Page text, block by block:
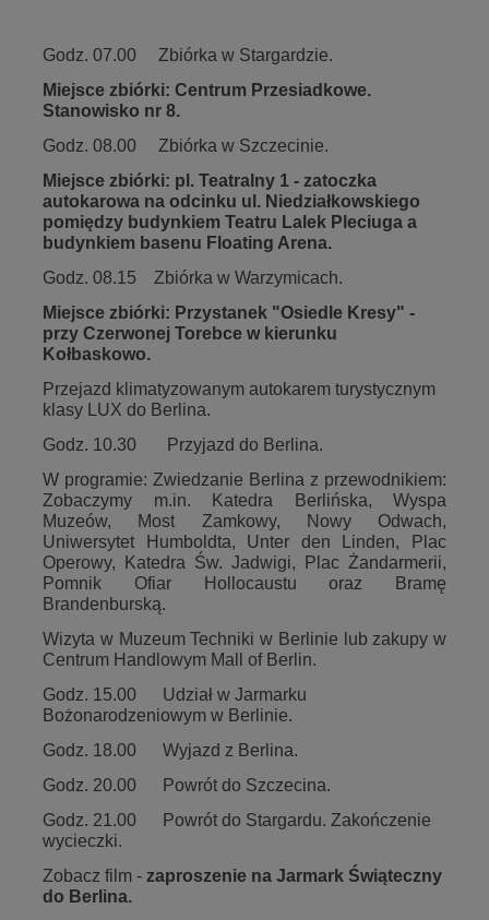
Godz. 07.00 Zbiórka w Stargardzie.
Miejsce zbiórki: Centrum Przesiadkowe.
Stanowisko nr 8.
Godz. 08.00 Zbiórka w Szczecinie.
Miejsce zbiórki: pl. Teatralny 1 - zatoczka
autokarowa na odcinku ul. Niedziałkowskiego
pomiędzy budynkiem Teatru Lalek Pleciuga a
budynkiem basenu Floating Arena.
Godz. 08.15 Zbiórka w Warzymicach.
Miejsce zbiórki: Przystanek "Osiedle Kresy" -
przy Czerwonej Torebce w kierunku
Kołbaskowo.
Przejazd klimatyzowanym autokarem turystycznym
klasy LUX do Berlina.
Godz. 10.30 Przyjazd do Berlina.
W programie: Zwiedzanie Berlina z przewodnikiem:
Zobaczymy m.in. Katedra Berlińska, Wyspa
Muzeów, Most Zamkowy, Nowy Odwach,
Uniwersytet Humboldta, Unter den Linden, Plac
Operowy, Katedra Św. Jadwigi, Plac Żandarmerii,
Pomnik Ofiar Hollocaustu oraz Bramę
Brandenburską.
Wizyta w Muzeum Techniki w Berlinie lub zakupy w
Centrum Handlowym Mall of Berlin.
Godz. 15.00 Udział w Jarmarku
Bożonarodzeniowym w Berlinie.
Godz. 18.00 Wyjazd z Berlina.
Godz. 20.00 Powrót do Szczecina.
Godz. 21.00 Powrót do Stargardu. Zakończenie
wycieczki.
Zobacz film - zaproszenie na Jarmark Świąteczny
do Berlina.